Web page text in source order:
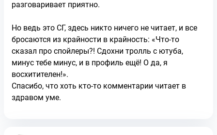
разговаривает приятно.
Но ведь это СГ, здесь никто ничего не читает, и все
бросаются из крайности в крайность: «Что-то
сказал про спойлеры?! Сдохни тролль с ютуба,
минус тебе минус, и в профиль ещё! О да, я
восхитителен!».
Спасибо, что хоть кто-то комментарии читает в
здравом уме.